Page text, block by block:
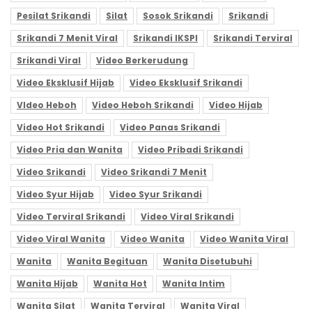
Pesilat Srikandi
Silat Sosok Srikandi
Srikandi
Srikandi 7 Menit Viral
Srikandi IKSPI
Srikandi Terviral
Srikandi Viral
Video Berkerudung
Video Eksklusif Hijab
Video Eksklusif Srikandi
VIdeo Heboh
Video Heboh Srikandi
Video Hijab
Video Hot Srikandi
Video Panas Srikandi
Video Pria dan Wanita
Video Pribadi Srikandi
Video Srikandi
Video Srikandi 7 Menit
Video Syur Hijab
Video Syur Srikandi
Video Terviral Srikandi
Video Viral Srikandi
Video Viral Wanita
Video Wanita
Video Wanita Viral
Wanita
Wanita Begituan
Wanita Disetubuhi
Wanita Hijab
Wanita Hot
Wanita Intim
Wanita Silat
Wanita Terviral Wanita Viral